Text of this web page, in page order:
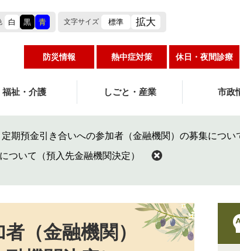
白 黒 青 文字サイズ 標準 拡大
防災情報 熱中症対策 休日・夜間診療
福祉・介護 しごと・産業 市政
定期預金引き合いへの参加者（金融機関）の募集につい
ついて（預入先金融機関決定）
（金融機関）